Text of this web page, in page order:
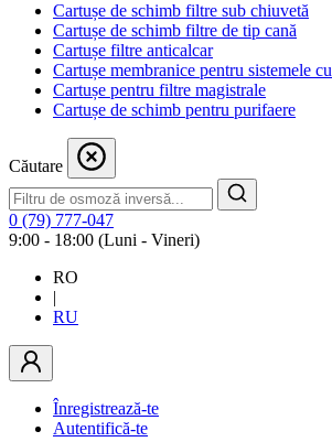
Cartușe de schimb filtre sub chiuvetă
Cartușe de schimb filtre de tip cană
Cartușe filtre anticalcar
Cartușe membranice pentru sistemele
Cartușe pentru filtre magistrale
Cartușe de schimb pentru purifaere
Căutare
0 (79) 777-047
9:00 - 18:00 (Luni - Vineri)
RO
|
RU
Înregistrează-te
Autentifică-te